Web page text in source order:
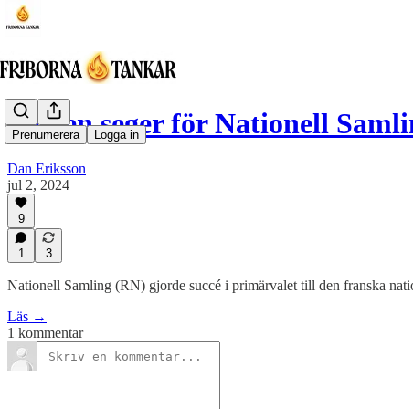
Prenumerera Logga in
Vad en seger för Nationell
Dan Eriksson
jul 2, 2024
9
1 3
Nationell Samling (RN) gjorde succé i primärvalet till den franska
Läs →
1 kommentar